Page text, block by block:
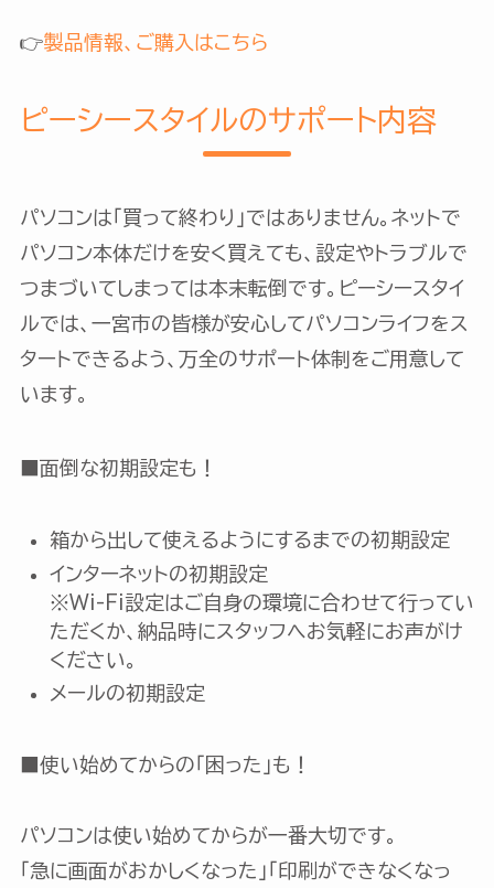
👉製品情報、ご購入はこちら
ピーシースタイルのサポート内容
パソコンは「買って終わり」ではありません。ネットで
パソコン本体だけを安く買えても、設定やトラブルで
つまづいてしまっては本末転倒です。ピーシースタイ
ルでは、一宮市の皆様が安心してパソコンライフをス
タートできるよう、万全のサポート体制をご用意して
います。
■面倒な初期設定も！
箱から出して使えるようにするまでの初期設定
インターネットの初期設定
※Wi-Fi設定はご自身の環境に合わせて行ってい
ただくか、納品時にスタッフへお気軽にお声がけ
ください。
メールの初期設定
■使い始めてからの「困った」も！
パソコンは使い始めてからが一番大切です。
「急に画面がおかしくなった」「印刷ができなくなっ